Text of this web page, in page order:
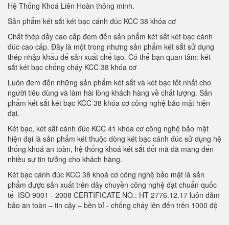
Hệ Thống Khoá Liên Hoàn thông minh.
Sản phẩm két sắt két bạc cánh đúc KCC 38 khóa cơ
Chất thép dầy cao cấp đem đến sản phẩm két sắt két bạc cánh
đúc cao cấp. Đây là một trong nhưng sản phẩm két sắt sử dụng
thép nhập khẩu để sản xuất chế tạo. Có thể bạn quan tâm: két
sắt két bạc chống cháy KCC 38 khóa cơ
Luôn đem đến những sản phẩm két sắt và két bạc tốt nhất cho
người tiêu dùng và làm hài lòng khách hàng về chất lượng. Sản
phẩm két sắt két bạc KCC 38 khóa cơ công nghệ bảo mật hiện
đại.
Két bạc, két sắt cánh đúc KCC 41 khóa cơ công nghệ bảo mật
hiện đại là sản phẩm két thuộc dòng két bạc cánh đúc sử dụng hệ
thống khoá an toàn, hệ thống khoá két sắt đổi mã đã mang đến
nhiều sự tin tưởng cho khách hàng.
Két bạc cánh đúc KCC 38 khoá cơ công nghệ bảo mật là sản
phẩm được sản xuất trên dây chuyền công nghệ đạt chuẩn quốc
tế ISO 9001 - 2008 CERTIFICATE NO.: HT 2776.12.17 luôn đảm
bảo an toàn – tin cậy – bền bỉ - chống cháy lên đến trên 1000 độ